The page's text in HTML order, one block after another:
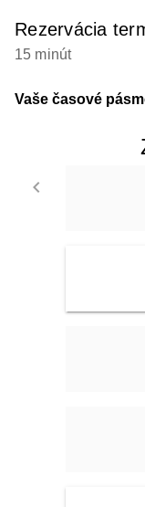
Rezervácia
15 minút
Vaše časové
keyboard_arrow_left
Go